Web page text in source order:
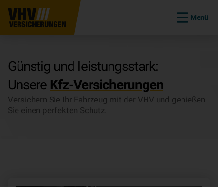
Menü
Günstig und leistungsstark:
Unsere Kfz-Versicherungen
Versichern Sie Ihr Fahrzeug mit der VHV und genießen
Sie einen perfekten Schutz.